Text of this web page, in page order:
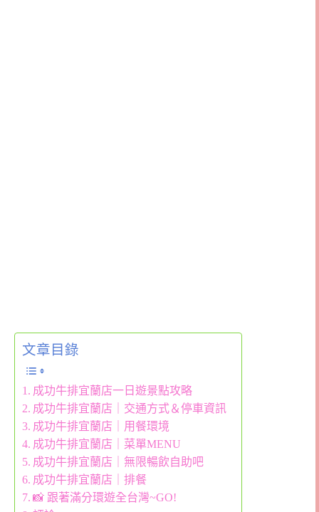
文章目錄
成功牛排宜蘭店一日遊景點攻略
成功牛排宜蘭店｜交通方式＆停車資訊
成功牛排宜蘭店｜用餐環境
成功牛排宜蘭店｜菜單MENU
成功牛排宜蘭店｜無限暢飲自助吧
成功牛排宜蘭店｜排餐
📸 跟著滿分環遊全台灣~GO!